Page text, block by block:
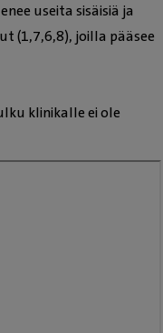
useita sisäisiä ja
(1,7,6,8), joilla pääsee
klinikalle ei ole